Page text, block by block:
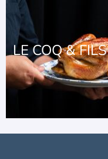
LE COQ & FILS